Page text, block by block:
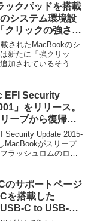
ックパッドを搭載
システム環境設
クリックの強さ」
フィードバック」
も今後公開さ
されたMacBookのシ
新たに「強クリッ
加されているそうで
EFI Security
」をリリース。
ープから復帰す
ュロムのロックが
脆弱性などを修
Security Update 2015-
MacBookがスリープ
ラッシュロムのロッ
のサポートページ
を搭載した
C to USB-C